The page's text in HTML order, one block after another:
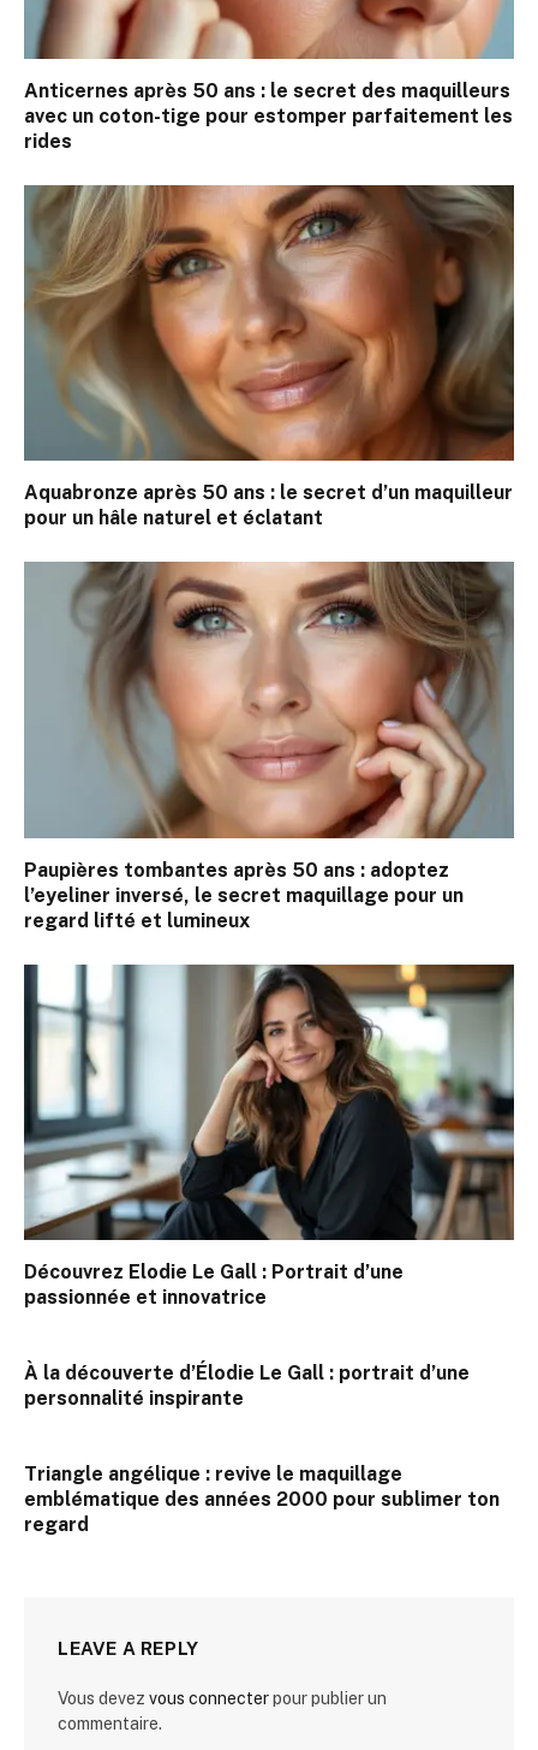
Anticernes après 50 ans : le secret des maquilleurs
avec un coton-tige pour estomper parfaitement les
rides
Aquabronze après 50 ans : le secret d’un maquilleur
pour un hâle naturel et éclatant
Paupières tombantes après 50 ans : adoptez
l’eyeliner inversé, le secret maquillage pour un
regard lifté et lumineux
Découvrez Elodie Le Gall : Portrait d’une
passionnée et innovatrice
À la découverte d’Élodie Le Gall : portrait d’une
personnalité inspirante
Triangle angélique : revive le maquillage
emblématique des années 2000 pour sublimer ton
regard
LEAVE A REPLY
Vous devez vous connecterpour publier un
commentaire.